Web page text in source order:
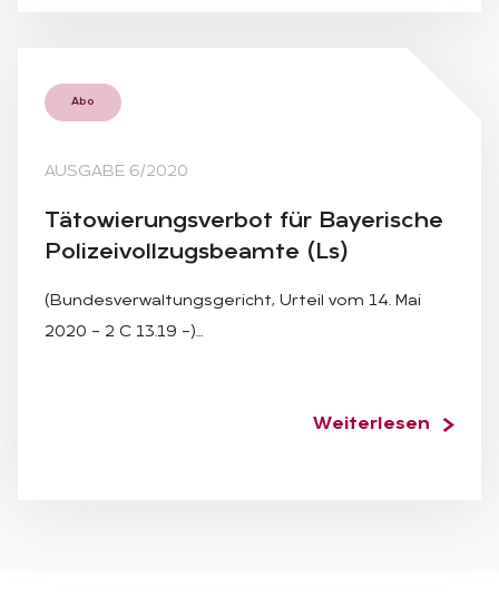
Abo
AUSGABE 6/2020
Tä­to­wie­rungs­ver­bot für Baye­ri­sche
Po­li­zei­voll­zugs­be­am­te (Ls)
(Bundesverwaltungsgericht, Urteil vom 14. Mai
2020 – 2 C 13.19 –)…
Weiterlesen